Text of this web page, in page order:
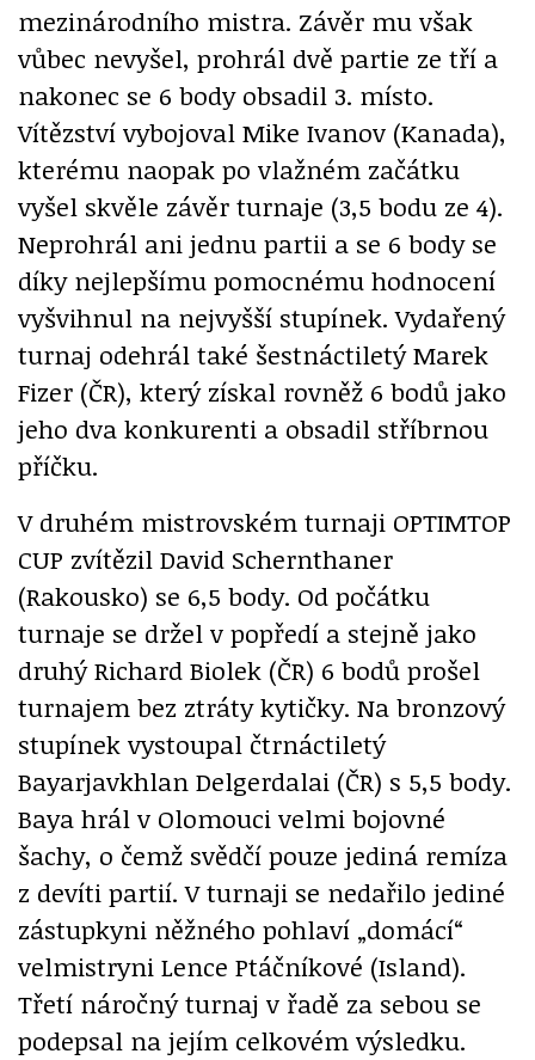
mezinárodního mistra. Závěr mu však
vůbec nevyšel, prohrál dvě partie ze tří a
nakonec se 6 body obsadil 3. místo.
Vítězství vybojoval Mike Ivanov (Kanada),
kterému naopak po vlažném začátku
vyšel skvěle závěr turnaje (3,5 bodu ze 4).
Neprohrál ani jednu partii a se 6 body se
díky nejlepšímu pomocnému hodnocení
vyšvihnul na nejvyšší stupínek. Vydařený
turnaj odehrál také šestnáctiletý Marek
Fizer (ČR), který získal rovněž 6 bodů jako
jeho dva konkurenti a obsadil stříbrnou
příčku.
V druhém mistrovském turnaji OPTIMTOP
CUP zvítězil David Schernthaner
(Rakousko) se 6,5 body. Od počátku
turnaje se držel v popředí a stejně jako
druhý Richard Biolek (ČR) 6 bodů prošel
turnajem bez ztráty kytičky. Na bronzový
stupínek vystoupal čtrnáctiletý
Bayarjavkhlan Delgerdalai (ČR) s 5,5 body.
Baya hrál v Olomouci velmi bojovné
šachy, o čemž svědčí pouze jediná remíza
z devíti partií. V turnaji se nedařilo jediné
zástupkyni něžného pohlaví „domácí“
velmistryni Lence Ptáčníkové (Island).
Třetí náročný turnaj v řadě za sebou se
podepsal na jejím celkovém výsledku.